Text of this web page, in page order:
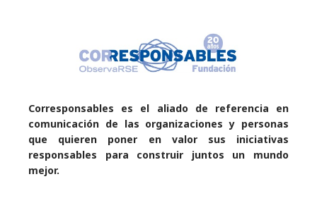
Corresponsables es el aliado de referencia en
comunicación de las organizaciones y personas
que quieren poner en valor sus iniciativas
responsables para construir juntos un mundo
mejor.